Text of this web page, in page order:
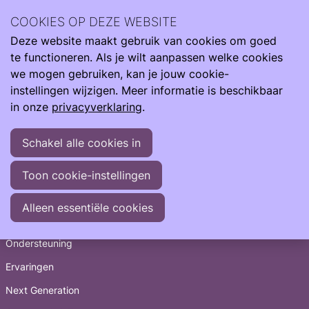
Zoeken
Bedankt voor je donatie
Hartelijk dank voor je bijdrage aan de Care4Neo
Community!
Snel naar
Informatie
Ondersteuning
Ervaringen
Next Generation
COOKIES OP DEZE WEBSITE
Deze website maakt gebruik van cookies om goed
te functioneren. Als je wilt aanpassen welke cookies
we mogen gebruiken, kan je jouw cookie-
instellingen wijzigen. Meer informatie is beschikbaar
in onze privacyverklaring.
Schakel alle cookies in
Toon cookie-instellingen
Alleen essentiële cookies